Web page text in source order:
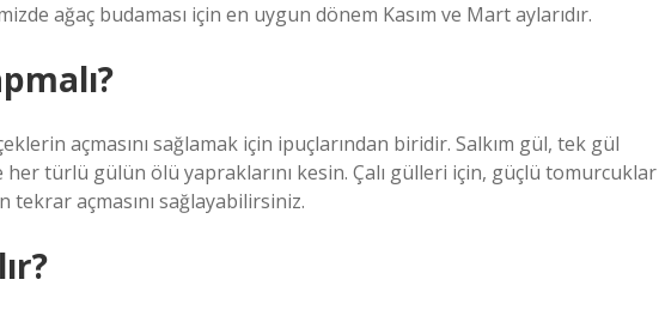
ağaç budaması için en uygun dönem Kasım ve Mart aylarıdır.
açmasını sağlamak için ipuçlarından biridir. Salkım gül, tek gül
türlü gülün ölü yapraklarını kesin. Çalı gülleri için, güçlü tomurcuklar
tekrar açmasını sağlayabilirsiniz.